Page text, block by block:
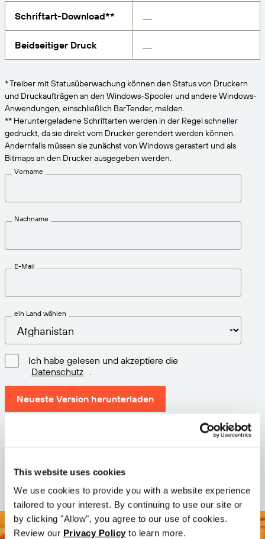
This website uses cookies
We use cookies to provide you with a website experience
tailored to your interest. By continuing to use our site or
by clicking "Allow", you agree to our use of cookies.
Review our Privacy Policy to learn more.
PRODUKT
Kostenlos testen
Technische Daten
Produktregistrierung
Print Connectors
Amazon Transparency
Lösungsübersicht
Über uns
Nachrichten
Reifegradmodell für Etikettierung und
Nachverfolgbarkeit
Erhalten Sie die Unterstützung, die Ihren
Schriftart-Download**
Beidseitiger Druck
* Treiber mit Statusüberwachung können den Status von Druckern
und Druckaufträgen an den Windows-Spooler und andere Windows-
Anwendungen, einschließlich BarTender, melden.
** Heruntergeladene Schriftarten werden in der Regel schneller
gedruckt, da sie direkt vom Drucker gerendert werden können.
Andernfalls müssen sie zunächst von Windows gerastert und als
Bitmaps an den Drucker ausgegeben werden.
Vorname
Nachname
E-Mail
ein Land wählen
Ich habe gelesen und akzeptiere die
Datenschutz
Neueste Version herunterladen
Datum: 2026-05-05